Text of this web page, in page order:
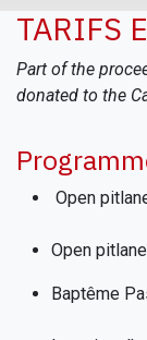
TARIFS
Part of the
donated to the
Open
Open
Baptême